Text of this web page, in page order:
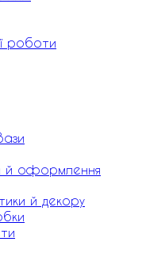
роботи
й оформлення
й декору